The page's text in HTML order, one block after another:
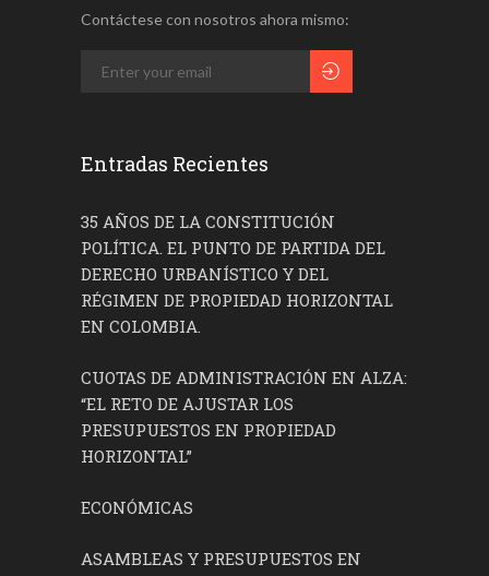
Contáctese con nosotros ahora mismo:
Entradas Recientes
35 AÑOS DE LA CONSTITUCIÓN
POLÍTICA. EL PUNTO DE PARTIDA DEL
DERECHO URBANÍSTICO Y DEL
RÉGIMEN DE PROPIEDAD HORIZONTAL
EN COLOMBIA.
CUOTAS DE ADMINISTRACIÓN EN ALZA:
“EL RETO DE AJUSTAR LOS
PRESUPUESTOS EN PROPIEDAD
HORIZONTAL”
ECONÓMICAS
ASAMBLEAS Y PRESUPUESTOS EN